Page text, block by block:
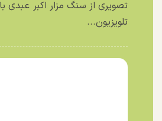
تصویری از سنگ مزار اکبر عبدی
تلویزیون...